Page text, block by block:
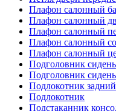
Плафон салонный
Плафон салонный
Плафон салонный
Плафон салонный
Плафон салонный
Подголовник
Подголовник
Подлокотник задний
Подлокотник
Подстаканник